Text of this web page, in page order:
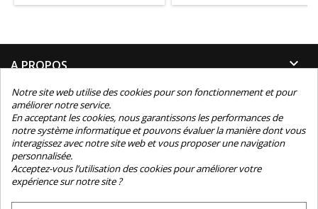
A PROPOS 
INFORMATIONS 
INFORMATIONS TECHNIQUES 
CONTACT
Notre site web utilise des cookies pour son fonctionnement et pour
améliorer notre service.
En acceptant les cookies, nous garantissons les performances de
notre système informatique et pouvons évaluer la manière dont vous
interagissez avec notre site web et vous proposer une navigation
personnalisée.
Acceptez-vous l’utilisation des cookies pour améliorer votre
expérience sur notre site ?